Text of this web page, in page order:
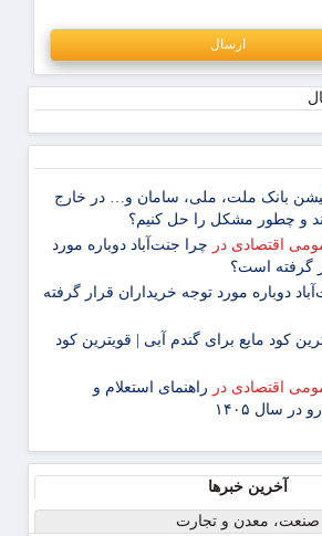
بانک ملت، ملی، سامان و… در خارج
و چطور مشکل را حل کنیم؟
اقتصادی در چرا جنت‌آباد دوباره مورد
گرفته است؟
دوباره مورد توجه خریداران قرار گرفته
کود مایع برای گندم آبی | قویترین کود
اقتصادی در راهنمای استعلام و
سال ۱۴۰۵
آخرین خبرها
صنعت، معدن و تجارت